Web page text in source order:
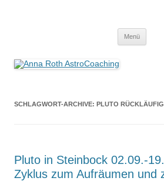
Menü
SCHLAGWORT-ARCHIVE: PLUTO RÜCKLÄUFIG
Pluto in Steinbock 02.09.-
Zyklus zum Aufräumen und